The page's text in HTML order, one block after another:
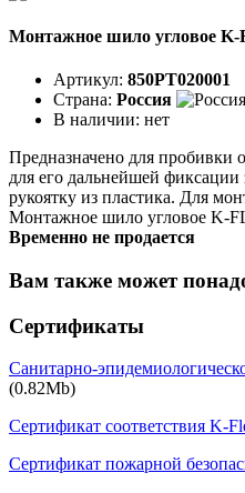
Монтажное шило угловое
Артикул: 850PT020001
Страна: Россия
В наличии: нет
Предназначено для пробивки
для его дальнейшей
рукоятку из пластика. Для
Монтажное шило угловое K-
Временно не продается
Вам также может
Сертификаты
Санитарно-
(0.82Mb)
Сертификат соответствия K-
Сертификат пожарной